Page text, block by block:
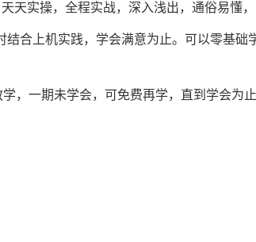
天实操，全程实战，深入浅出，通俗易懂，
合上机实践，学会满意为止。可以零基
，一期未学会，可免费再学，直到学会为止